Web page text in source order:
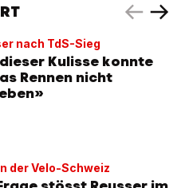
nach TdS-Sieg
Kulisse konnte
Rennen nicht
der Velo-Schweiz